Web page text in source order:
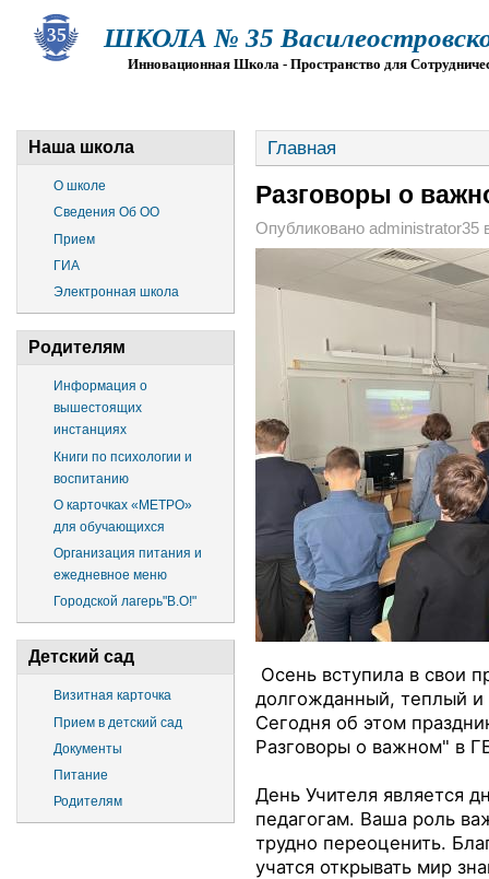
ШКОЛА № 35
Инновационная Школа - Пространство для
Наша школа
О школе
Сведения Об ОО
Прием
ГИА
Электронная школа
Родителям
Информация о
вышестоящих
инстанциях
Книги по психологии и
воспитанию
О карточках «МЕТРО»
для обучающихся
Организация питания и
ежедневное меню
Городской лагерь"В.О!"
Детский сад
Визитная карточка
Прием в детский сад
Документы
Питание
Родителям
Главная
Разговоры о
Опубликовано administrator35
Осень вступила в свои
долгожданный, теплый и
Сегодня об этом
Разговоры о важном" в
День Учителя является
педагогам. Ваша роль
трудно переоценить.
учатся открывать мир